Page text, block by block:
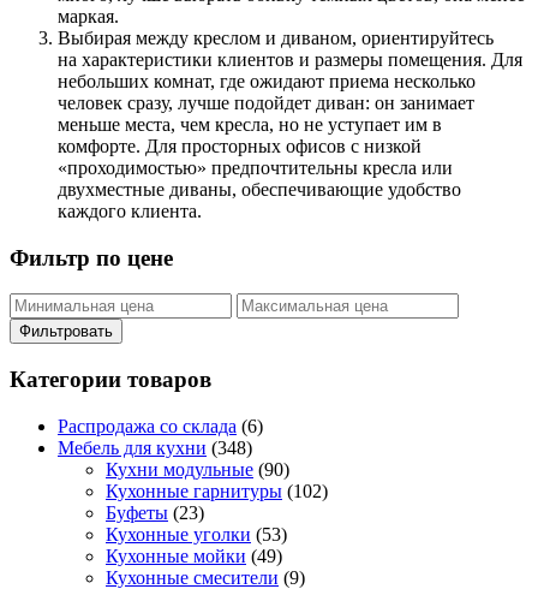
маркая.
Выбирая между креслом и диваном, ориентируйтесь
на характеристики клиентов и размеры помещения. Для
небольших комнат, где ожидают приема несколько
человек сразу, лучше подойдет диван: он занимает
меньше места, чем кресла, но не уступает им в
комфорте. Для просторных офисов с низкой
«проходимостью» предпочтительны кресла или
двухместные диваны, обеспечивающие удобство
каждого клиента.
Фильтр по цене
Фильтровать
Категории товаров
Распродажа со склада (6)
Мебель для кухни (348)
Кухни модульные (90)
Кухонные гарнитуры (102)
Буфеты (23)
Кухонные уголки (53)
Кухонные мойки (49)
Кухонные смесители (9)